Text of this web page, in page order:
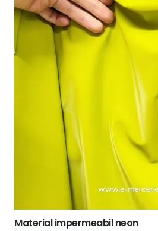
Material impermeabil neon